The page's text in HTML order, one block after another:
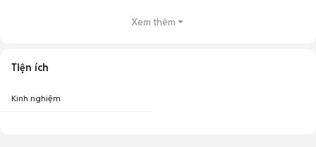
Xem thêm
Tiện ích
Kinh nghiệm